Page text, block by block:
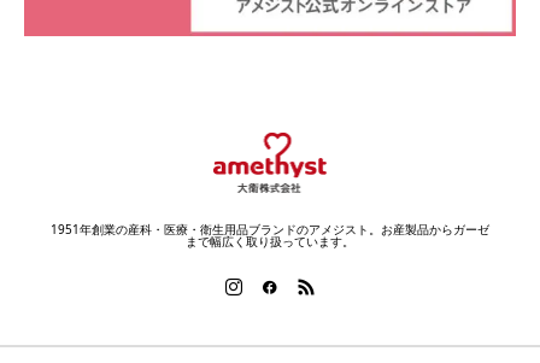
1951年創業の産科・医療・衛生用品ブランドのアメジスト。お産製品からガーゼ
まで幅広く取り扱っています。